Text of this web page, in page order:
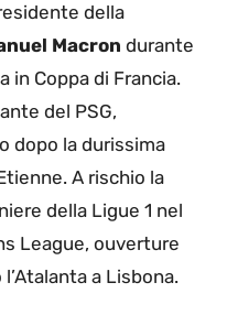
della
Macron durante
in Coppa di Francia.
del PSG,
dopo la durissima
A rischio la
della Ligue 1 nel
League, ouverture
a Lisbona.